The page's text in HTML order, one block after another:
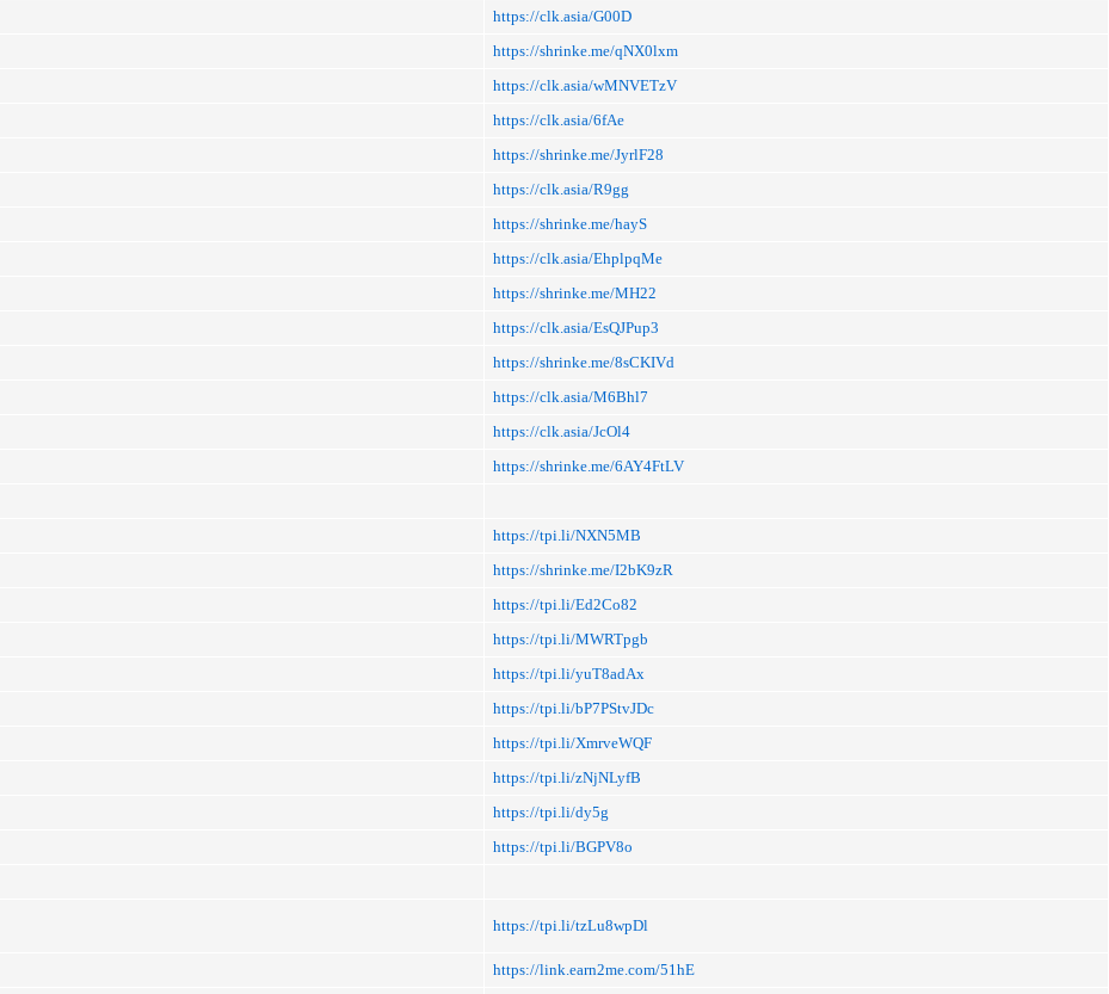
https://clk.asia/G00D
https://shrinke.me/qNX0lxm
https://clk.asia/wMNVETzV
https://clk.asia/6fAe
https://shrinke.me/JyrlF28
https://clk.asia/R9gg
https://shrinke.me/hayS
https://clk.asia/EhplpqMe
https://shrinke.me/MH22
https://clk.asia/EsQJPup3
https://shrinke.me/8sCKIVd
https://clk.asia/M6Bhl7
https://clk.asia/JcOl4
https://shrinke.me/6AY4FtLV
https://tpi.li/NXN5MB
https://shrinke.me/I2bK9zR
https://tpi.li/Ed2Co82
https://tpi.li/MWRTpgb
https://tpi.li/yuT8adAx
https://tpi.li/bP7PStvJDc
https://tpi.li/XmrveWQF
https://tpi.li/zNjNLyfB
https://tpi.li/dy5g
https://tpi.li/BGPV8o
https://tpi.li/tzLu8wpDl
https://link.earn2me.com/51hE